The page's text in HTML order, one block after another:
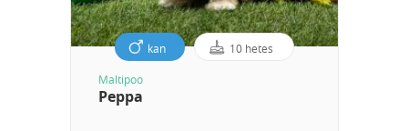
kan 10 hetes
Maltipoo
Peppa